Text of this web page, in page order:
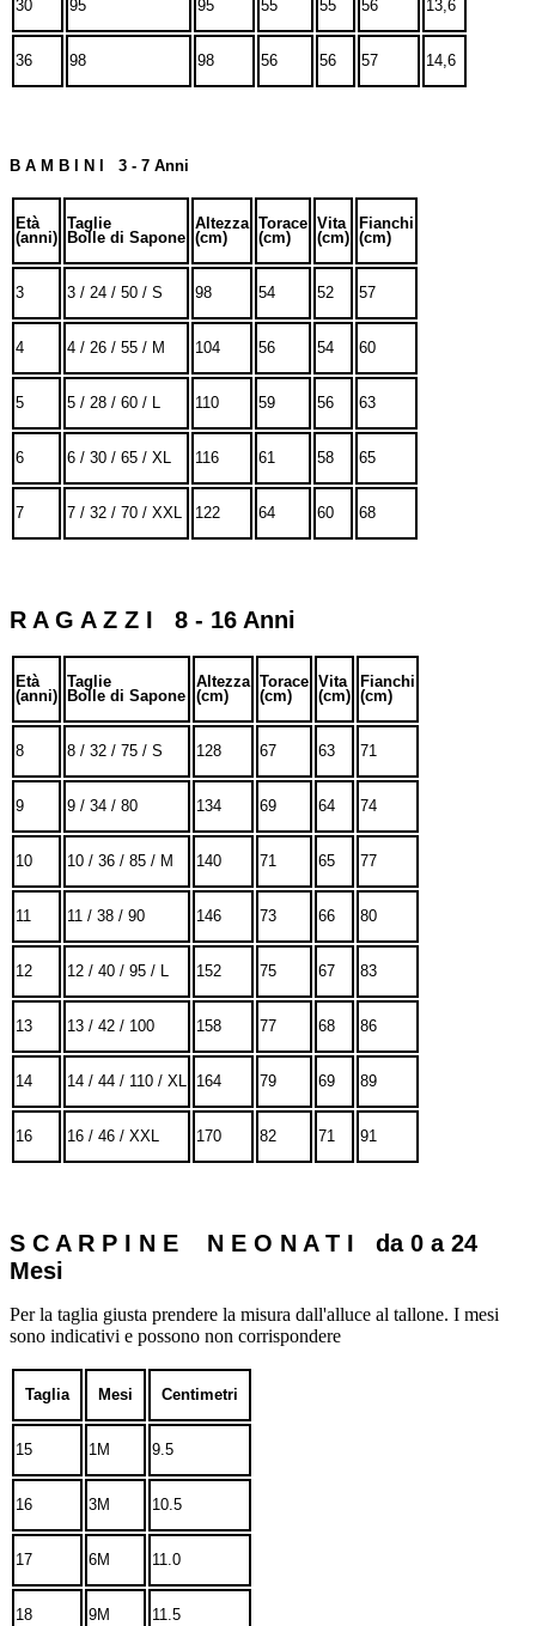
30 95 95 55 55 56 13,6
36 98 98 56 56 57 14,6
B A M B I N I 3 - 7 Anni
Età
(anni)
Taglie
Bolle di Sapone
Altezza
(cm)
Torace
(cm)
Vita
(cm)
Fianchi
(cm)
3 3 / 24 / 50 / S 98 54 52 57
4 4 / 26 / 55 / M 104 56 54 60
5 5 / 28 / 60 / L 110 59 56 63
6 6 / 30 / 65 / XL 116 61 58 65
7 7 / 32 / 70 / XXL 122 64 60 68
R A G A Z Z I 8 - 16 Anni
Età
(anni)
Taglie
Bolle di Sapone
Altezza
(cm)
Torace
(cm)
Vita
(cm)
Fianchi
(cm)
8 8 / 32 / 75 / S 128 67 63 71
9 9 / 34 / 80 134 69 64 74
10 10 / 36 / 85 / M 140 71 65 77
11 11 / 38 / 90 146 73 66 80
12 12 / 40 / 95 / L 152 75 67 83
13 13 / 42 / 100 158 77 68 86
14 14 / 44 / 110 / XL 164 79 69 89
16 16 / 46 / XXL 170 82 71 91
S C A R P I N E N E O N A T I da 0 a 24
Mesi
Per la taglia giusta prendere la misura dall'alluce al tallone. I mesi
sono indicativi e possono non corrispondere
Taglia Mesi Centimetri
15 1M 9.5
16 3M 10.5
17 6M 11.0
18 9M 11.5